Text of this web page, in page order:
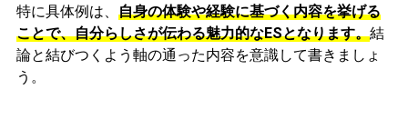
特に具体例は、 自身の体験や経験に基づく内容を挙げる
ことで、自分らしさが伝わる魅力的なESとなります。結
論と結びつくよう軸の通った内容を意識して書きましょ
う。